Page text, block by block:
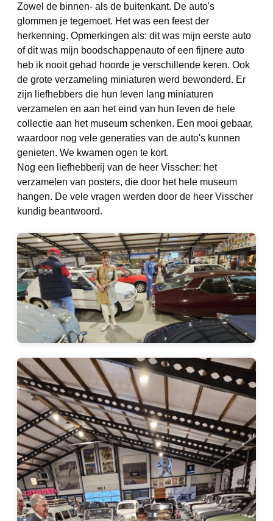
Zowel de binnen- als de buitenkant. De auto's
glommen je tegemoet. Het was een feest der
herkenning. Opmerkingen als: dit was mijn eerste auto
of dit was mijn boodschappenauto of een fijnere auto
heb ik nooit gehad hoorde je verschillende keren. Ook
de grote verzameling miniaturen werd bewonderd. Er
zijn liefhebbers die hun leven lang miniaturen
verzamelen en aan het eind van hun leven de hele
collectie aan het museum schenken. Een mooi gebaar,
waardoor nog vele generaties van de auto's kunnen
genieten. We kwamen ogen te kort.
Nog een liefhebberij van de heer Visscher: het
verzamelen van posters, die door het hele museum
hangen. De vele vragen werden door de heer Visscher
kundig beantwoord.